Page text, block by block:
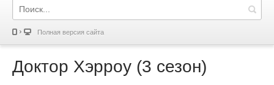
Полная версия сайта
Доктор Хэрроу (3 сезон)